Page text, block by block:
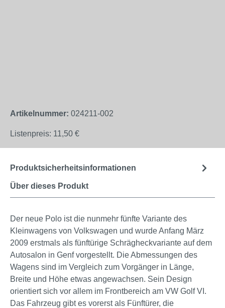
Artikelnummer: 024211-002
Listenpreis: 11,50 €
Über dieses Produkt
Produktsicherheitsinformationen
Der neue Polo ist die nunmehr fünfte Variante des
Kleinwagens von Volkswagen und wurde Anfang März
2009 erstmals als fünftürige Schrägheckvariante auf dem
Autosalon in Genf vorgestellt. Die Abmessungen des
Wagens sind im Vergleich zum Vorgänger in Länge,
Breite und Höhe etwas angewachsen. Sein Design
orientiert sich vor allem im Frontbereich am VW Golf VI.
Das Fahrzeug gibt es vorerst als Fünftürer, die